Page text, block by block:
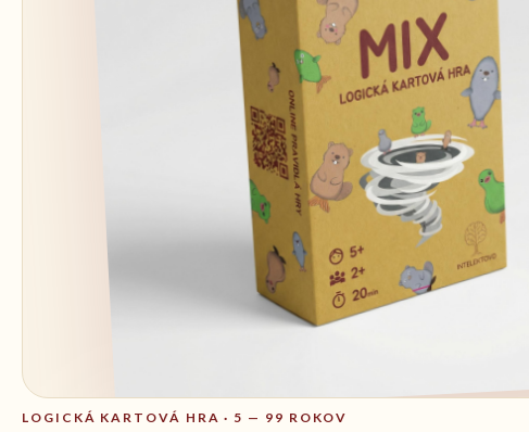
LOGICKÁ KARTOVÁ HRA · 5 — 99 ROKOV